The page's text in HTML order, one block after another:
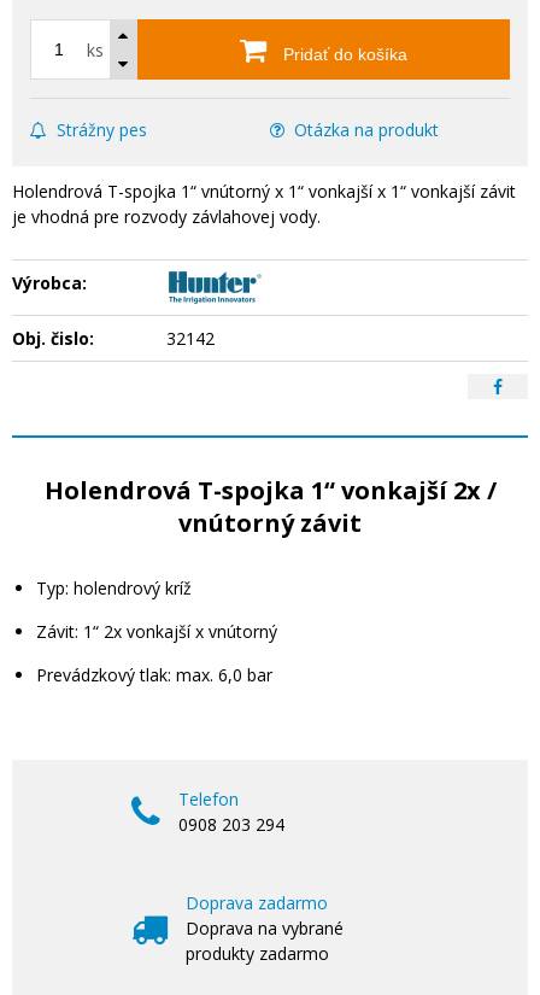
ks Pridať do košíka
Strážny pes Otázka na produkt
Holendrová T-spojka 1“ vnútorný x 1“ vonkajší x 1“ vonkajší závit
je vhodná pre rozvody závlahovej vody.
Výrobca:
Obj. čislo: 32142
Holendrová T-spojka 1“ vonkajší 2x /
vnútorný závit
Typ: holendrový kríž
Závit: 1“ 2x vonkajší x vnútorný
Prevádzkový tlak: max. 6,0 bar
Telefon
0908 203 294
Doprava zadarmo
Doprava na vybrané
produkty zadarmo